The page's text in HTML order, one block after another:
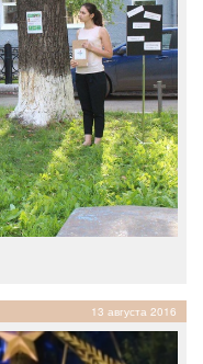
13 августа 2016